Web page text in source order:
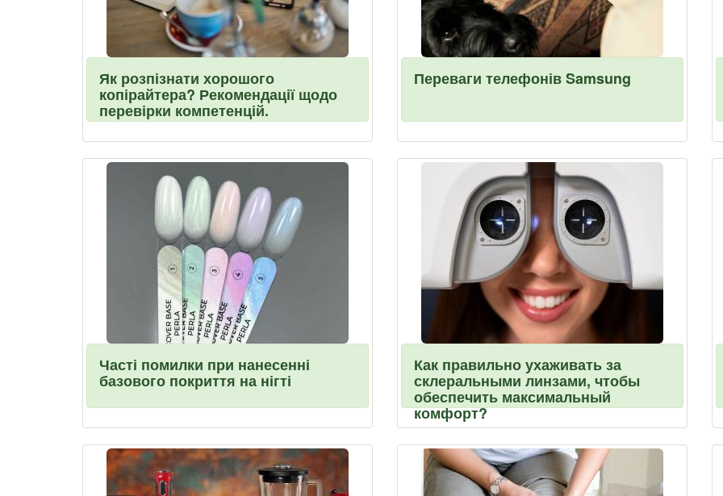
Як розпізнати хорошого
копірайтера? Рекомендації щодо
перевірки компетенцій.
Переваги телефонів Samsung
Часті помилки при нанесенні
базового покриття на нігті
Как правильно ухаживать за
склеральными линзами, чтобы
обеспечить максимальный
комфорт?